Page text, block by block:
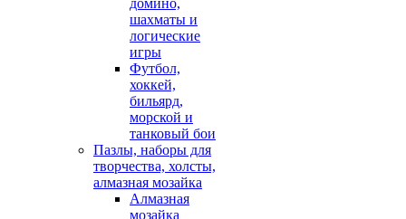
шахматы и
логические
игры
Футбол,
хоккей,
бильярд,
морской и
танковый бои
Пазлы, наборы для
творчества, холсты,
алмазная мозайка
Алмазная
мозайка